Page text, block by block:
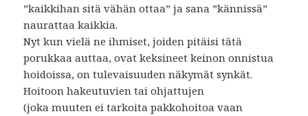
”kaikkihan sitä vähän ottaa” ja sana ”kännissä”
naurattaa kaikkia.
Nyt kun vielä ne ihmiset, joiden pitäisi tätä
porukkaa auttaa, ovat keksineet keinon onnistua
hoidoissa, on tulevaisuuden näkymät synkät.
Hoitoon hakeutuvien tai ohjattujen
(joka muuten ei tarkoita pakkohoitoa vaan